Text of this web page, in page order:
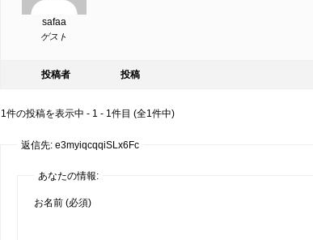
safaa
ゲスト
投稿者 投稿
1件の投稿を表示中 - 1 - 1件目 (全1件中)
返信先: e3myiqcqqiSLx6Fc
あなたの情報:
お名前 (必須)